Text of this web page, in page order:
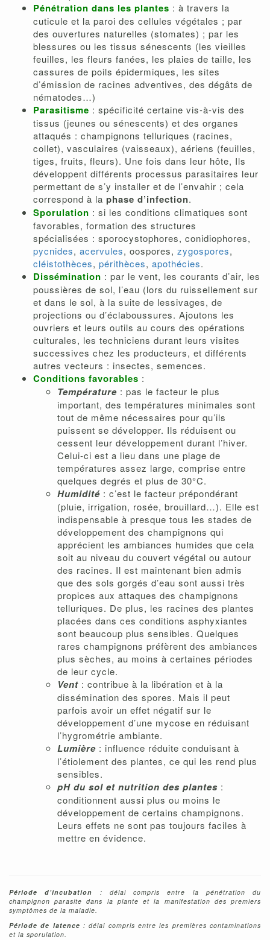
Pénétration dans les plantes : à travers la
cuticule et la paroi des cellules végétales ; par
des ouvertures naturelles (stomates) ; par les
blessures ou les tissus sénescents (les vieilles
feuilles, les fleurs fanées, les plaies de taille, les
cassures de poils épidermiques, les sites
d’émission de racines adventives, des dégâts de
nématodes…)
Parasitisme : spécificité certaine vis-à-vis des
tissus (jeunes ou sénescents) et des organes
attaqués : champignons telluriques (racines,
collet), vasculaires (vaisseaux), aériens (feuilles,
tiges, fruits, fleurs). Une fois dans leur hôte, Ils
développent différents processus parasitaires leur
permettant de s’y installer et de l’envahir ; cela
correspond à la phase d’infection.
Sporulation : si les conditions climatiques sont
favorables, formation des structures
spécialisées : sporocystophores, conidiophores,
pycnides, acervules, oospores, zygospores,
cléistothèces, périthèces, apothécies.
Dissémination : par le vent, les courants d’air, les
poussières de sol, l’eau (lors du ruissellement sur
et dans le sol, à la suite de lessivages, de
projections ou d’éclaboussures. Ajoutons les
ouvriers et leurs outils au cours des opérations
culturales, les techniciens durant leurs visites
successives chez les producteurs, et différents
autres vecteurs : insectes, semences.
Conditions favorables :
Température : pas le facteur le plus
important, des températures minimales sont
tout de même nécessaires pour qu’ils
puissent se développer. Ils réduisent ou
cessent leur développement durant l’hiver.
Celui-ci est a lieu dans une plage de
températures assez large, comprise entre
quelques degrés et plus de 30°C.
Humidité : c’est le facteur prépondérant
(pluie, irrigation, rosée, brouillard…). Elle est
indispensable à presque tous les stades de
développement des champignons qui
apprécient les ambiances humides que cela
soit au niveau du couvert végétal ou autour
des racines. Il est maintenant bien admis
que des sols gorgés d’eau sont aussi très
propices aux attaques des champignons
telluriques. De plus, les racines des plantes
placées dans ces conditions asphyxiantes
sont beaucoup plus sensibles. Quelques
rares champignons préfèrent des ambiances
plus sèches, au moins à certaines périodes
de leur cycle.
Vent : contribue à la libération et à la
dissémination des spores. Mais il peut
parfois avoir un effet négatif sur le
développement d’une mycose en réduisant
l’hygrométrie ambiante.
Lumière : influence réduite conduisant à
l’étiolement des plantes, ce qui les rend plus
sensibles.
pH du sol et nutrition des plantes :
conditionnent aussi plus ou moins le
développement de certains champignons.
Leurs effets ne sont pas toujours faciles à
mettre en évidence.
Période d’incubation : délai compris entre la pénétration du
champignon parasite dans la plante et la manifestation des premiers
symptômes de la maladie.
Période de latence : délai compris entre les premières contaminations
et la sporulation.